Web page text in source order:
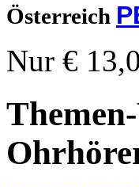
Österreich
Nur €